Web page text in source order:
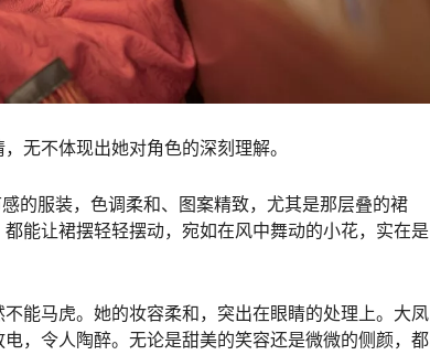
无不体现出她对角色的深刻理解。
的服装，色调柔和、图案精致，尤其是那层叠的裙
能让裙摆轻轻摆动，宛如在风中舞动的小花，实在是
能马虎。她的妆容柔和，突出在眼睛的处理上。大凤
，令人陶醉。无论是甜美的笑容还是微微的侧颜，都